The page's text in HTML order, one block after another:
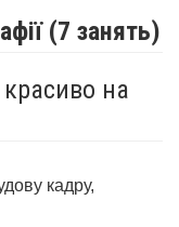
(7 занять)
на
кадру,